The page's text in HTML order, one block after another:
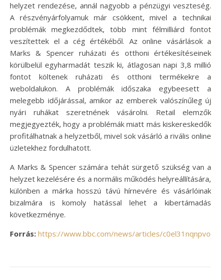
helyzet rendezése, annál nagyobb a pénzügyi veszteség.
A részvényárfolyamuk már csökkent, mivel a technikai
problémák megkezdődtek, több mint félmilliárd fontot
veszítettek el a cég értékéből. Az online vásárlások a
Marks & Spencer ruházati és otthoni értékesítéseinek
körülbelül egyharmadát teszik ki, átlagosan napi 3,8 millió
fontot költenek ruházati és otthoni termékekre a
weboldalukon. A problémák időszaka egybeesett a
melegebb időjárással, amikor az emberek valószínűleg új
nyári ruhákat szeretnének vásárolni. Retail elemzők
megjegyezték, hogy a problémák miatt más kiskereskedők
profitálhatnak a helyzetből, mivel sok vásárló a rivális online
üzletekhez fordulhatott.
A Marks & Spencer számára tehát sürgető szükség van a
helyzet kezelésére és a normális működés helyreállítására,
különben a márka hosszú távú hírnevére és vásárlóinak
bizalmára is komoly hatással lehet a kibertámadás
következménye.
Forrás: https://www.bbc.com/news/articles/c0el31nqnpvo